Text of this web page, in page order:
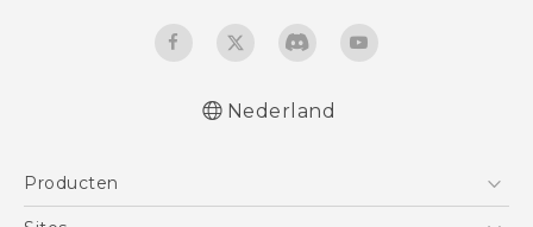
Nederlands - Gebruikershandleiding
Nederland
Producten